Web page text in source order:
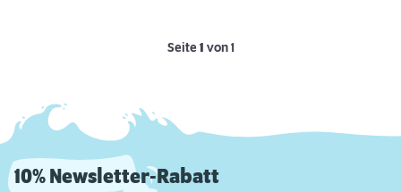
Seite1 von 1
10% Newsletter-Rabatt